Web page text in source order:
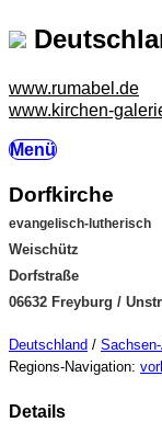
www.rumabel.de
www.kirchen-
Menü
Dorfkirche
evangelisch-lutherisch
Weischütz
Dorfstraße
06632 Freyburg /
Deutschland /
Regions-Navigation:
Details